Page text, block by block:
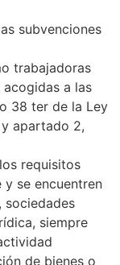
subvenciones
trabajadoras
a las
38 ter de la Ley
y apartado 2,
requisitos
se encuentren
sociedades
siempre
de bienes o